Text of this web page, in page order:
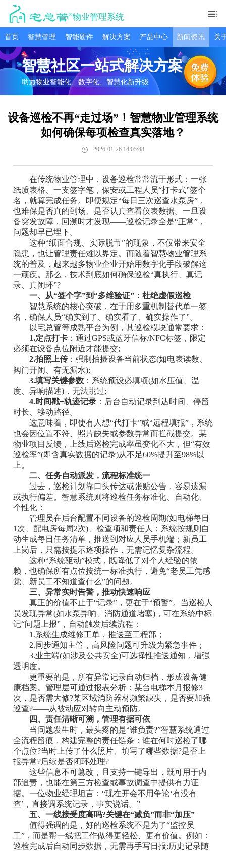
物业管理系统
首页 智慧管理 智能硬件 解决方案 产品中心 新闻资讯 关
智慧社区一站式解决方案
助力物业智能化、数字化、智慧化新升级
设备巡检不再“走过场”！智慧物业管理系统
如何确保每项检查真实落地？
2026-01-26 14:05:48
在传统物业管理中，设备巡检常常流于形式：一张
纸质表格、一支签字笔，保安或工程人员“打卡式”签个
名，就算完成任务。即便规定“每日三次巡查水泵房”，
也难保是否真的到场、是否认真查看仪表数据。一旦设
备突发故障，回溯时才发现——巡检记录全是“正常”，
问题却早已埋下。
这种“纸面合规、实际脱节”的现象，不仅带来安全
隐患，也让管理责任难以界定。而随着智慧物业管理系
统的普及，越来越多物业企业开始用数字化手段破解这
一顽疾。那么，技术到底如何确保巡检“真执行、真记
录、真闭环”?
一、从“签个字”到“多维验证”：杜绝虚假巡检
智慧系统的核心突破，在于用多重机制替代单一签
名，确保人员“确实到了、确实看了、确实操作了”。
以宅总管等成熟平台为例，其巡检模块通常要求：
1.定点打卡：通过GPS或蓝牙信标/NFC标签，限定
必须在设备点位附近才能提交;
2.拍照上传：强制拍摄设备当前状态(如电表读数、
阀门开闭、有无漏水);
3.填写关键参数：系统预设必填项(如水压值、温
度、异响描述)，无法跳过;
4.时间戳+轨迹记录：后台自动记录到达时间、停留
时长、移动路径。
这意味着，即使有人想“代打卡”或“远程填报”，系统
也会因位置不符、照片缺失或参数异常而拦截提交。某
物业项目反馈，上线后巡检完成率虽变化不大，但“有效
巡检率”(即含真实数据的记录)从不足60%提升至98%以
上。
二、任务自动派发，流程标准统一
过去，巡检计划靠口头传达或张贴公告，容易遗漏
或执行偏差。智慧系统则将巡检任务标准化、自动化、
个性化：
管理员在后台配置不同设备的巡检周期(如电梯每日
1次、配电房每周2次)、检查项和责任人； 系统按规则自
动生成每日任务清单，推送到对应人员手机端； 新员工
上岗后，只需按提示逐项操作，无需记忆复杂流程。
这种“系统驱动”模式，既降低了对个人经验的依
赖，也确保所有点位按统一标准执行，避免“老员工凭感
觉、新员工不知道查什么”的问题。
三、异常实时告警，推动快速响应
真正的价值不止于“记录”，更在于“预警”。当巡检人
员发现异常(如水泵异响、消防通道堵塞)，可在系统中标
记“问题上报”，自动触发后续流程：
1.系统生成维修工单，推送至工程部；
2.同步通知主管，高风险问题可升级为紧急事件；
3.业主端(如涉及公共安全)可选择性推送通知，增强
透明度。
更重要的是，所有异常记录自动归档，形成设备健
康档案。管理层可通过报表分析：某台电梯本月报修3
次，是否需大修?某区域消防器材频繁缺失，是否要加强
巡查?——从被动应对转向主动预防。
四、责任清晰可溯，管理有据可依
当问题发生时，最头疼的是“谁负责?”智慧系统通过
全流程留痕，构建完整的责任链条：谁在何时巡检了哪
个点位?当时上传了什么照片、填写了哪些数据?是否上
报异常?后续是否闭环处理?
这些信息不可篡改，且支持一键导出，既可用于内
部追责，也能在第三方检查或事故调查中提供有力证
据。一位物业经理坦言：“现在开会不用争论‘有没有
查’，直接调系统记录，事实说话。”
五、一线接受度高吗?关键在“减负”而非“加压”
值得强调的是，好的巡检系统不是为了“监控员
工”，而是帮一线把工作做得更轻松、更有价值。例如：
巡检完成后自动同步数据，无需再手写日报;历史记录随